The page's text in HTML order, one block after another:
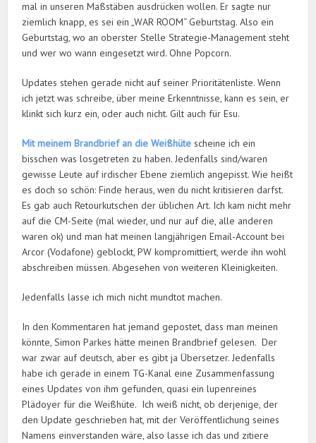
mal in unseren Maßstäben ausdrücken wollen. Er sagte nur
ziemlich knapp, es sei ein „WAR ROOM“ Geburtstag. Also ein
Geburtstag, wo an oberster Stelle Strategie-Management steht
und wer wo wann eingesetzt wird. Ohne Popcorn.
Updates stehen gerade nicht auf seiner Prioritätenliste. Wenn
ich jetzt was schreibe, über meine Erkenntnisse, kann es sein, er
klinkt sich kurz ein, oder auch nicht. Gilt auch für Esu.
Mit meinem Brandbrief an die Weißhüte scheine ich ein
bisschen was losgetreten zu haben. Jedenfalls sind/waren
gewisse Leute auf irdischer Ebene ziemlich angepisst. Wie heißt
es doch so schön: Finde heraus, wen du nicht kritisieren darfst.
Es gab auch Retourkutschen der üblichen Art. Ich kam nicht mehr
auf die CM-Seite (mal wieder, und nur auf die, alle anderen
waren ok) und man hat meinen langjährigen Email-Account bei
Arcor (Vodafone) geblockt, PW kompromittiert, werde ihn wohl
abschreiben müssen. Abgesehen von weiteren Kleinigkeiten.
Jedenfalls lasse ich mich nicht mundtot machen.
In den Kommentaren hat jemand gepostet, dass man meinen
könnte, Simon Parkes hätte meinen Brandbrief gelesen. Der
war zwar auf deutsch, aber es gibt ja Übersetzer. Jedenfalls
habe ich gerade in einem TG-Kanal eine Zusammenfassung
eines Updates von ihm gefunden, quasi ein lupenreines
Plädoyer für die Weißhüte. Ich weiß nicht, ob derjenige, der
den Update geschrieben hat, mit der Veröffentlichung seines
Namens einverstanden wäre, also lasse ich das und zitiere